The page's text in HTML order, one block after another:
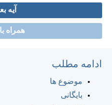
آیه
همراه
ادامه مطلب
موضوع ها
بایگانی